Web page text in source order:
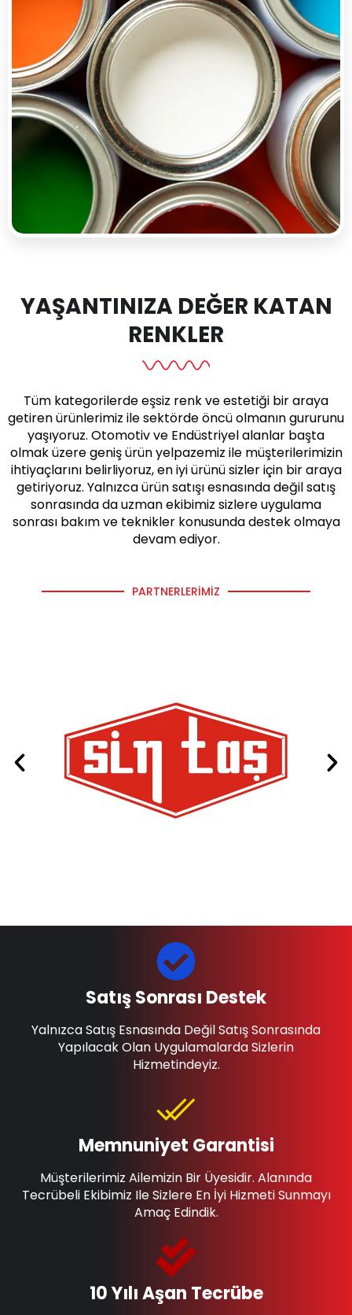
YAŞANTINIZA DEĞER KATAN
RENKLER
Tüm kategorilerde eşsiz renk ve estetiği bir araya
getiren ürünlerimiz ile sektörde öncü olmanın gururunu
yaşıyoruz. Otomotiv ve Endüstriyel alanlar başta
olmak üzere geniş ürün yelpazemiz ile müşterilerimizin
ihtiyaçlarını belirliyoruz, en iyi ürünü sizler için bir araya
getiriyoruz. Yalnızca ürün satışı esnasında değil satış
sonrasında da uzman ekibimiz sizlere uygulama
sonrası bakım ve teknikler konusunda destek olmaya
devam ediyor.
PARTNERLERIMIZ
10 Yılı Aşan Tecrübe
Memnuniyet Garantisi
Müşterilerimiz Ailemizin Bir Üyesidir. Alanında
Tecrübeli Ekibimiz Ile Sizlere En İyi Hizmeti Sunmayı
Amaç Edindik.
Satış Sonrası Destek
Yalnızca Satış Esnasında Değil Satış Sonrasında
Yapılacak Olan Uygulamalarda Sizlerin
Hizmetindeyiz.